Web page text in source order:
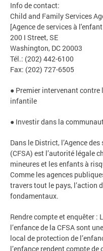
Info de contact:
Child and Family Services
[Agence de services à
200 I Street, SE
Washington, DC 20003
Tél.: (202) 442-6100
Fax: (202) 727-6505
● Premier intervenant
infantile
● Investir dans la
Dans le District, l’Agence
(CFSA) est l’autorité légale
mineures et les enfants à
Comme les agences
travers tout le pays, l’action
fondamentaux.
Rendre compte et enquêter :
l’enfance de la CFSA sont
local de protection de
l’enfance rendent compte